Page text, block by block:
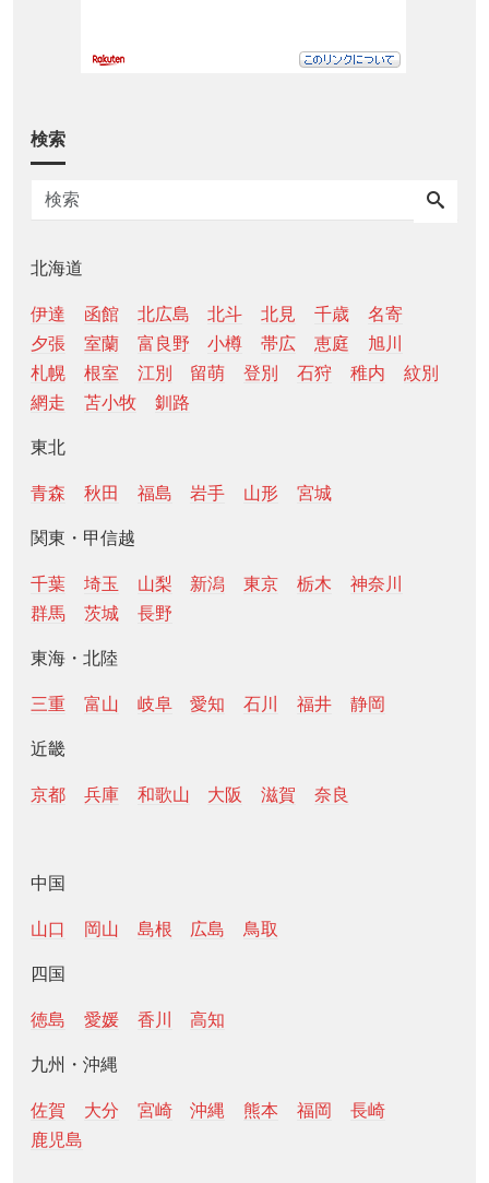
検索
北海道
伊達 函館 北広島 北斗 北見 千歳
名寄
夕張
室蘭 富良野 小樽 帯広 恵庭
旭川
札幌
根室 江別 留萌 登別 石狩 稚内
紋別
網走
苫小牧 釧路
東北
青森 秋田 福島 岩手 山形 宮城
関東・甲信越
千葉 埼玉 山梨 新潟 東京 栃木
神奈川
群馬
茨城 長野
東海・北陸
三重 富山 岐阜 愛知 石川 福井 静岡
近畿
京都 兵庫 和歌山 大阪 滋賀 奈良
中国
山口 岡山 島根 広島 鳥取
四国
徳島 愛媛 香川 高知
九州・沖縄
佐賀 大分 宮崎 沖縄 熊本 福岡
長崎
鹿児島